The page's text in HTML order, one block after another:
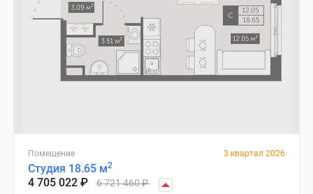
Помещение 3 квартал 2026
Студия 18.65 м2
4 705 022 ₽ 6 721 460₽